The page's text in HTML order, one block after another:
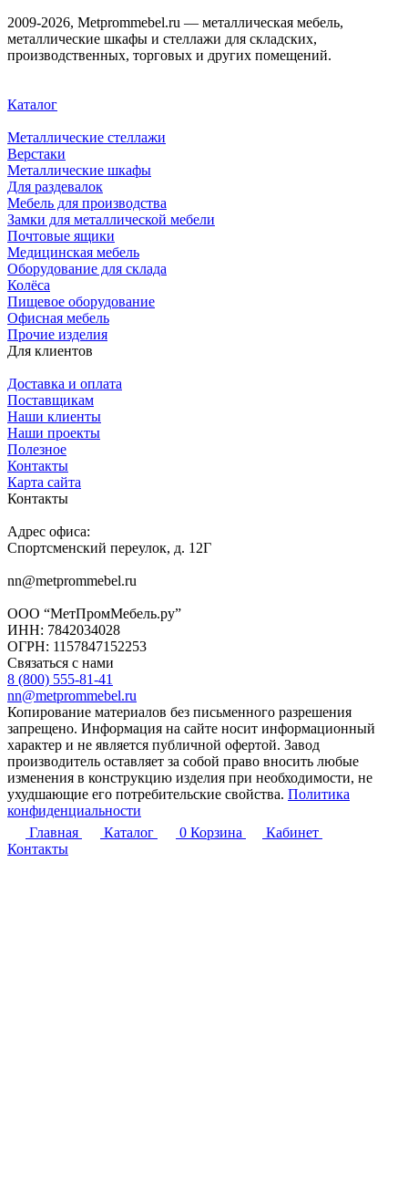
2009-2026, Metprommebel.ru — металлическая мебель,
металлические шкафы и стеллажи для складских,
производственных, торговых и других помещений.
Каталог
Металлические стеллажи
Верстаки
Металлические шкафы
Для раздевалок
Мебель для производства
Замки для металлической мебели
Почтовые ящики
Медицинская мебель
Оборудование для склада
Колёса
Пищевое оборудование
Офисная мебель
Прочие изделия
Для клиентов
Доставка и оплата
Поставщикам
Наши клиенты
Наши проекты
Полезное
Контакты
Карта сайта
Контакты
Адрес офиса:
Спортсменский переулок, д. 12Г
nn@metprommebel.ru
ООО “МетПромМебель.ру”
ИНН: 7842034028
ОГРН: 1157847152253
Связаться с нами
8 (800) 555-81-41
nn@metprommebel.ru
Копирование материалов без письменного разрешения
запрещено. Информация на сайте носит информационный
характер и не является публичной офертой. Завод
производитель оставляет за собой право вносить любые
изменения в конструкцию изделия при необходимости, не
ухудшающие его потребительские свойства. Политика
конфиденциальности
Главная
Каталог 0 Корзина
Кабинет
Контакты